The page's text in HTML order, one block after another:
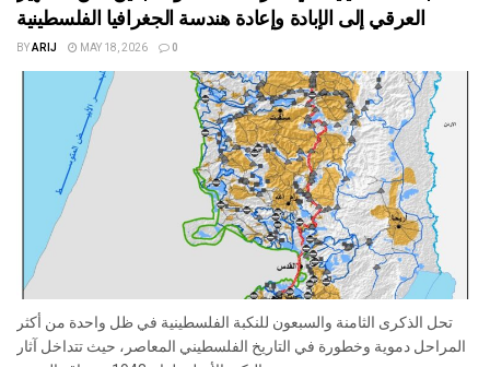
BYARIJ MAY 18, 2026 0
تحل الذكرى الثامنة والسبعون للنكبة الفلسطينية في ظل واحدة من أكثر
المراحل دموية وخطورة في التاريخ الفلسطيني المعاصر، حيث تتداخل آثار